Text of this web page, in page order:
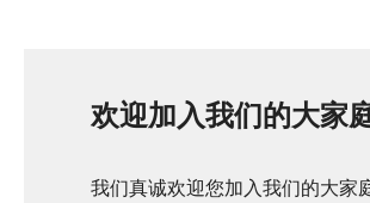
欢迎加入我们的大家
我们真诚欢迎您加入我们的大家